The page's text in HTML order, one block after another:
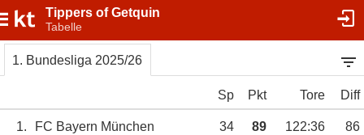
Tippers of Getquin
Tabelle
1. Bundesliga 2025/26
Sp Pkt Tore Diff
1. FC Bayern München 34 89 122:36 86